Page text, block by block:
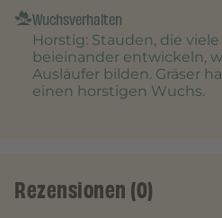
Wuchsverhalten
Horstig: Stauden, die
beieinander entwickeln,
Ausläufer bilden. Gräser
einen horstigen Wuchs.
Rezensionen (0)